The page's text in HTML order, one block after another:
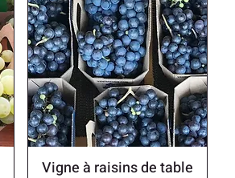
Vigne à raisins de table